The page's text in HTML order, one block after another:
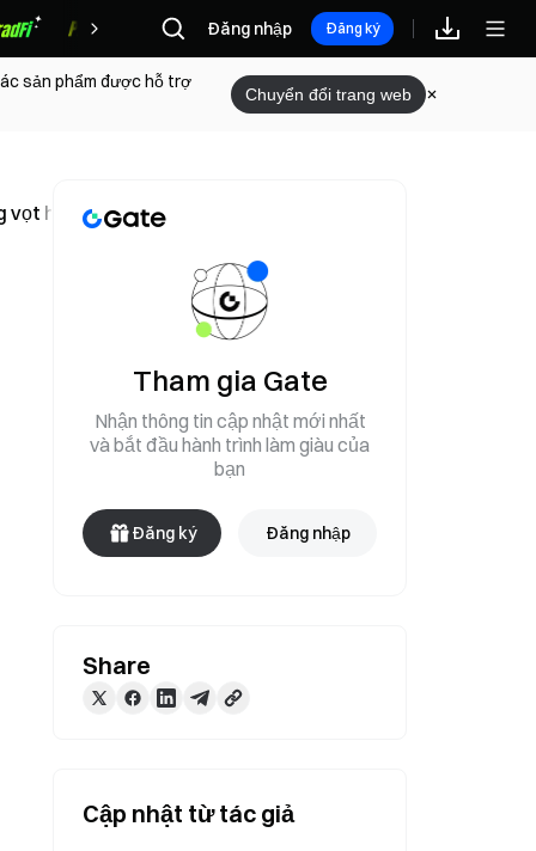
Phần thưởng
Đăng nhập Đăng ký
sản phẩm được hỗ trợ
Chuyển đổi trang web
vọt hơn 100%
Tham gia Gate
Nhận thông tin cập nhật mới nhất
và bắt đầu hành trình làm giàu của
bạn
Đăng ký Đăng nhập
Share
Cập nhật từ tác giả